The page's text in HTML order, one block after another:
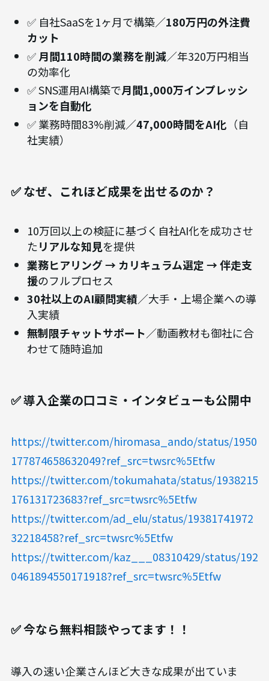
✅ 自社SaaSを1ヶ月で構築／180万円の外注費
カット
✅月間110時間の業務を削減／年320万円相当
の効率化
✅ SNS運用AI構築で月間1,000万インプレッシ
ョンを自動化
✅ 業務時間83%削減／47,000時間をAI化 （自
社実績）
✅ なぜ、これほど成果を出せるのか？
10万回以上の検証に基づく自社AI化を成功させ
たリアルな知見を提供
業務ヒアリング → カリキュラム選定 → 伴走支
援のフルプロセス
30社以上のAI顧問実績／大手・上場企業への導
入実績
無制限チャットサポート／動画教材も御社に合
わせて随時追加
✅ 導入企業の口コミ・インタビューも公開中
https://twitter.com/hiromasa_ando/status/1950
177874658632049?ref_src=twsrc%5Etfw
https://twitter.com/tokumahata/status/1938215
176131723683?ref_src=twsrc%5Etfw
https://twitter.com/ad_elu/status/19381741972
32218458?ref_src=twsrc%5Etfw
https://twitter.com/kaz___08310429/status/192
0461894550171918?ref_src=twsrc%5Etfw
✅ 今なら無料相談やってます！！
導入の速い企業さんほど大きな成果が出ていま